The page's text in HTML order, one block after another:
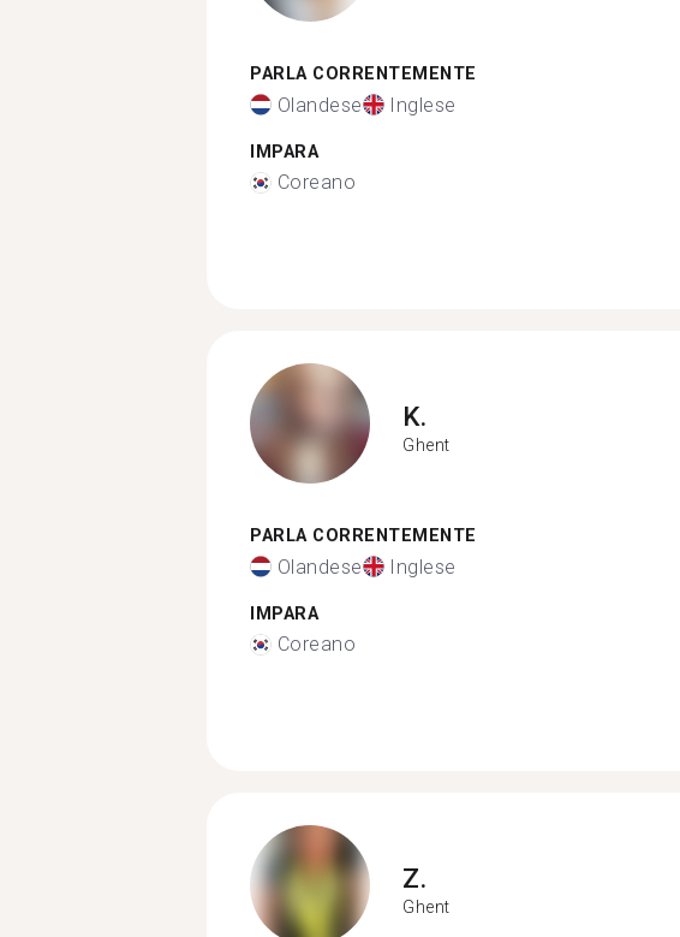
PARLA CORRENTEMENTE
Olandese Inglese
IMPARA
Coreano
K.
Ghent
PARLA CORRENTEMENTE
Olandese Inglese
IMPARA
Coreano
Z.
Ghent